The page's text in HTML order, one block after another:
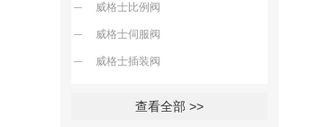
威格士比例阀
威格士伺服阀
威格士插装阀
查看全部 >>